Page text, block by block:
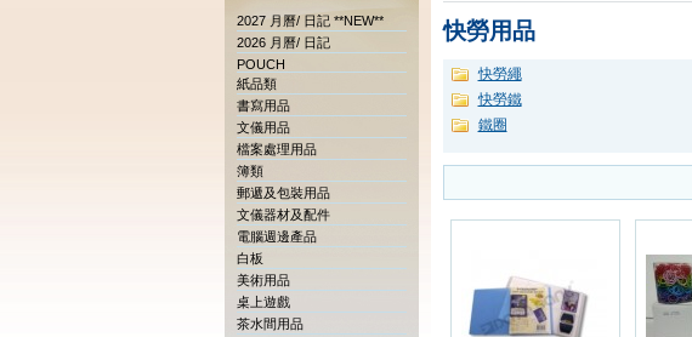
2027 月曆/ 日記 **NEW**
2026 月曆/ 日記
POUCH
紙品類
書寫用品
文儀用品
檔案處理用品
簿類
郵遞及包裝用品
文儀器材及配件
電腦週邊產品
白板
美術用品
桌上遊戲
茶水間用品
快勞用品
快勞繩
快勞鐵
鐵圈